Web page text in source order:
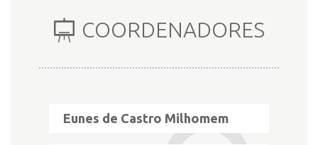
COORDENADORES
Eunes de Castro Milhomem